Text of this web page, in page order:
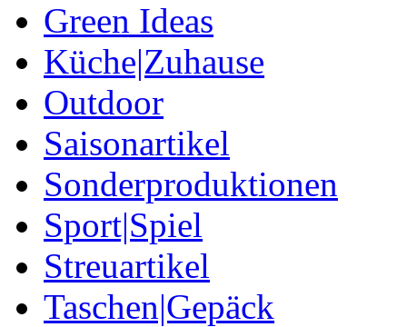
Green Ideas
Küche|Zuhause
Outdoor
Saisonartikel
Sonderproduktionen
Sport|Spiel
Streuartikel
Taschen|Gepäck